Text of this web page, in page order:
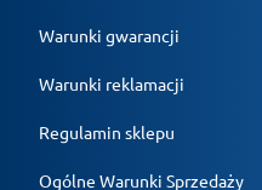
Warunki gwarancji
Warunki reklamacji
Regulamin sklepu
Ogólne Warunki Sprzedaży